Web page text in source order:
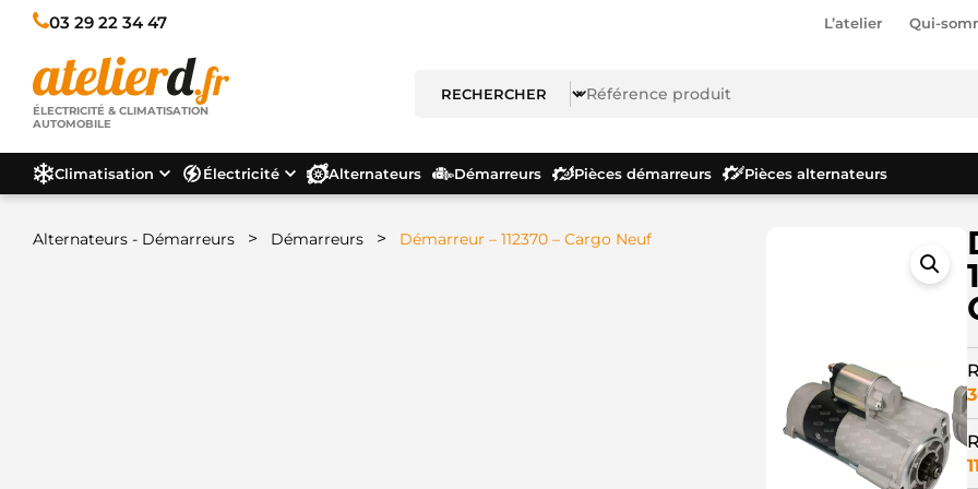
03 29 22 34 47 L’atelier Qui-
ÉLECTRICITÉ & CLIMATISATION
AUTOMOBILE
Climatisation Électricité Alternateurs Démarreurs Pièces démarreurs Pièces alternateurs
Alternateurs - Démarreurs > Démarreurs > Démarreur – 112370 – Cargo Neuf